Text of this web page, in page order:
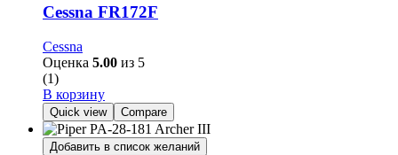
Cessna FR172F
Cessna
Оценка 5.00 из 5
(1)
В корзину
Quick view Compare
Добавить в список желаний